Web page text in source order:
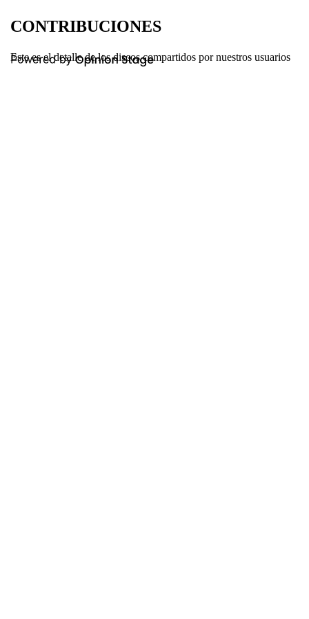
CONTRIBUCIONES
Este es el detalle de los discos compartidos por nuestros usuarios